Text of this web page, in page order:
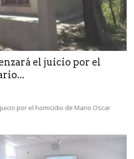
el juicio por el
por el homicidio de Mario Oscar